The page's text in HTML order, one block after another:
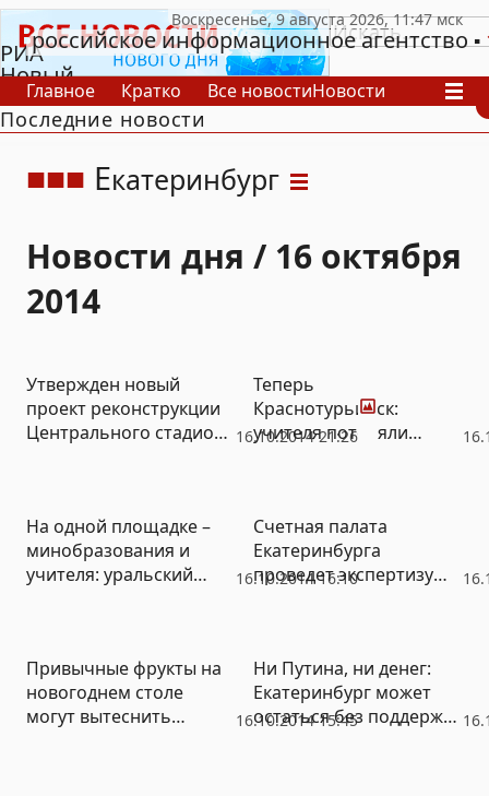
РИА
Новый
День
российское информационное агентство
Главное Кратко Все новостиНовости
В России
В мире
Последние новости
Екатеринбург
Новости дня / 16 октября
2014
16.10.2014 21:26
Утвержден новый
проект реконструкции
Центрального стадиона
Теперь
Краснотурьинск:
учителя потеряли
16.10.2014 16:10
На одной площадке –
минобразования и
учителя: уральский
сторон
Счетная палата
Екатеринбурга
проведет экспертизу
16.10.2014 15:45
Привычные фрукты на
новогоднем столе
могут вытеснить
Ни Путина, ни денег:
Екатеринбург может
остаться без поддержки